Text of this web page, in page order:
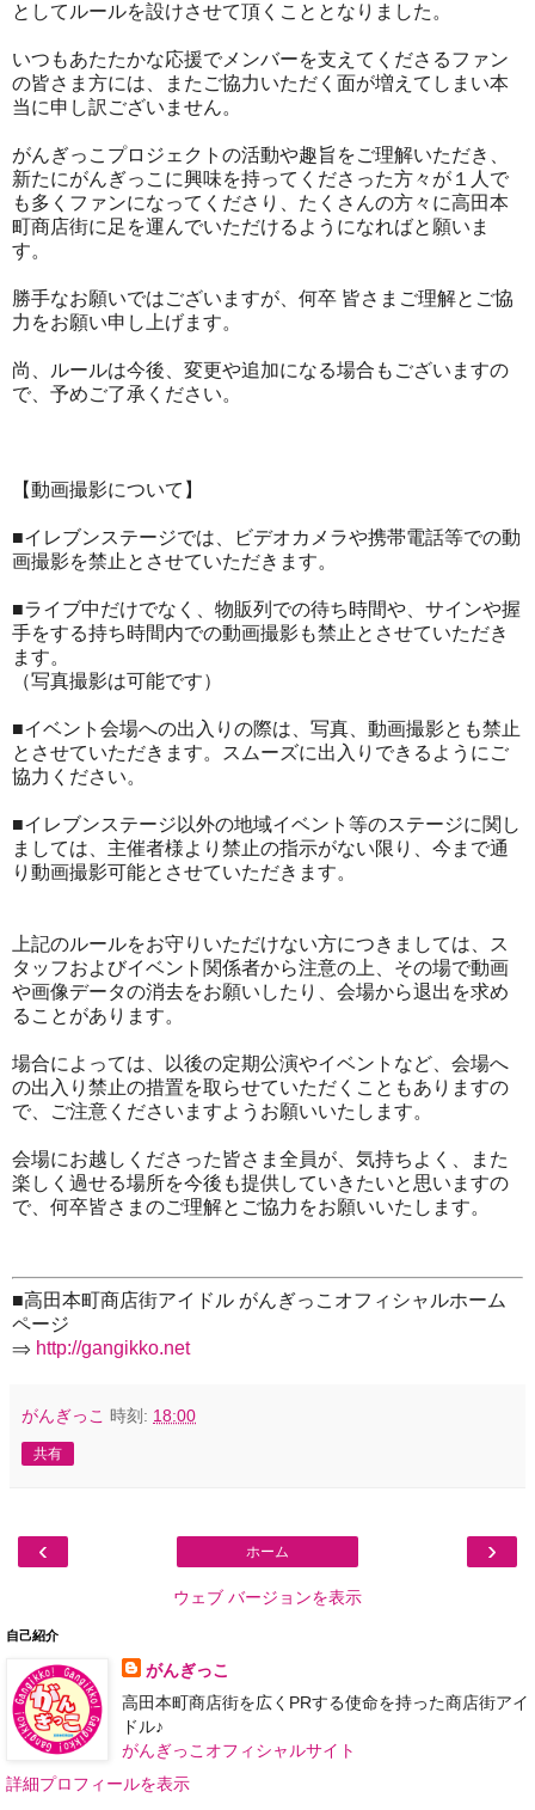
としてルールを設けさせて頂くこととなりました。
いつもあたたかな応援でメンバーを支えてくださるファン
の皆さま方には、またご協力いただく面が増えてしまい本
当に申し訳ございません。
がんぎっこプロジェクトの活動や趣旨をご理解いただき、
新たにがんぎっこに興味を持ってくださった方々が１人で
も多くファンになってくださり、たくさんの方々に高田本
町商店街に足を運んでいただけるようになればと願いま
す。
勝手なお願いではございますが、何卒 皆さまご理解とご協
力をお願い申し上げます。
尚、ルールは今後、変更や追加になる場合もございますの
で、予めご了承ください。
【動画撮影について】
■イレブンステージでは、ビデオカメラや携帯電話等での動
画撮影を禁止とさせていただきます。
■ライブ中だけでなく、物販列での待ち時間や、サインや握
手をする持ち時間内での動画撮影も禁止とさせていただき
ます。
（写真撮影は可能です）
■イベント会場への出入りの際は、写真、動画撮影とも禁止
とさせていただきます。スムーズに出入りできるようにご
協力ください。
■イレブンステージ以外の地域イベント等のステージに関し
ましては、主催者様より禁止の指示がない限り、今まで通
り動画撮影可能とさせていただきます。
上記のルールをお守りいただけない方につきましては、ス
タッフおよびイベント関係者から注意の上、その場で動画
や画像データの消去をお願いしたり、会場から退出を求め
ることがあります。
場合によっては、以後の定期公演やイベントなど、会場へ
の出入り禁止の措置を取らせていただくこともありますの
で、ご注意くださいますようお願いいたします。
会場にお越しくださった皆さま全員が、気持ちよく、また
楽しく過せる場所を今後も提供していきたいと思いますの
で、何卒皆さまのご理解とご協力をお願いいたします。
■高田本町商店街アイドル がんぎっこオフィシャルホーム
ページ
⇒ http://gangikko.net
がんぎっこ 時刻: 18:00
共有
‹ ›
ホーム
ウェブ バージョンを表示
自己紹介
がんぎっこ
高田本町商店街を広くPRする使命を持った商店街アイ
ドル♪
がんぎっこオフィシャルサイト
詳細プロフィールを表示